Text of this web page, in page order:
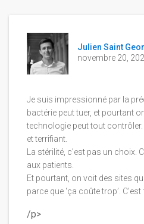
Julien Saint
novembre 20,
Je suis impressionné par la
bactérie peut tuer, et pourtant
technologie peut tout
et terrifiant.
La stérilité, c’est pas un choix.
aux patients.
Et pourtant, on voit des sites
parce que ‘ça coûte trop’. C’est
/p>